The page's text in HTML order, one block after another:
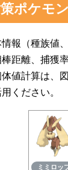
ポケモ
報（種族値
距離、捕獲
値計算は、
ください。
ミミロッ